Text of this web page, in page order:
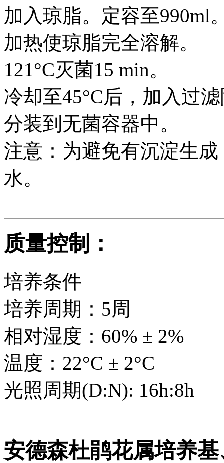
加入琼脂。定容至990ml
加热使琼脂完全溶解。
121°C灭菌15 min。
冷却至45°C后，加入过
分装到无菌容器中。
注意：为避免有沉淀生
水。
质量控制：
培养条件
培养周期：5周
相对湿度：60% ± 2%
温度：22°C ± 2°C
光照周期(D:N): 16h:8h
安德森杜鹃花属培养